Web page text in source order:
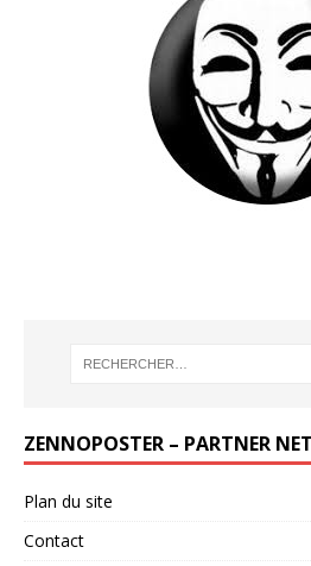
ZENNOPOSTER – PARTNER
Plan du site
Contact